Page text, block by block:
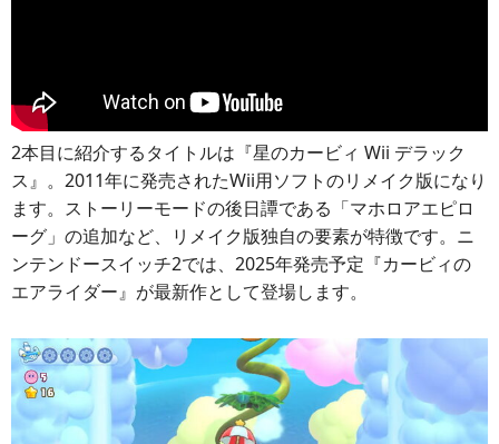
2本目に紹介するタイトルは『星のカービィ Wii デラック
ス』。2011年に発売されたWii用ソフトのリメイク版になり
ます。ストーリーモードの後日譚である「マホロアエピロ
ーグ」の追加など、リメイク版独自の要素が特徴です。ニ
ンテンドースイッチ2では、2025年発売予定『カービィの
エアライダー』が最新作として登場します。